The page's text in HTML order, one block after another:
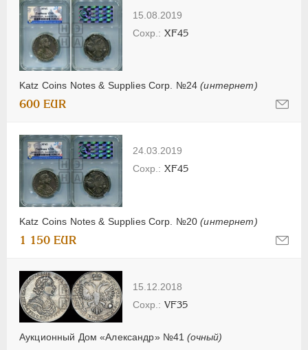
15.08.2019
Katz Coins Notes & Supplies Corp. №24(интернет)
XF45
600 EUR
24.03.2019
Katz Coins Notes & Supplies Corp. №20(интернет)
XF45
1 150 EUR
15.12.2018
Аукционный Дом «Александр» №41(очный)
VF35